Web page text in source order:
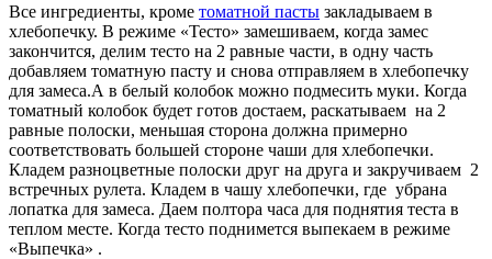
Все ингредиенты, кроме томатной пасты закладываем в
хлебопечку. В режиме «Тесто» замешиваем, когда замес
закончится, делим тесто на 2 равные части, в одну часть
добавляем томатную пасту и снова отправляем в хлебопечку
для замеса.А в белый колобок можно подмесить муки. Когда
томатный колобок будет готов достаем, раскатываем на 2
равные полоски, меньшая сторона должна примерно
соответствовать большей стороне чаши для хлебопечки.
Кладем разноцветные полоски друг на друга и закручиваем 2
встречных рулета. Кладем в чашу хлебопечки, где убрана
лопатка для замеса. Даем полтора часа для поднятия теста в
теплом месте. Когда тесто поднимется выпекаем в режиме
«Выпечка» .